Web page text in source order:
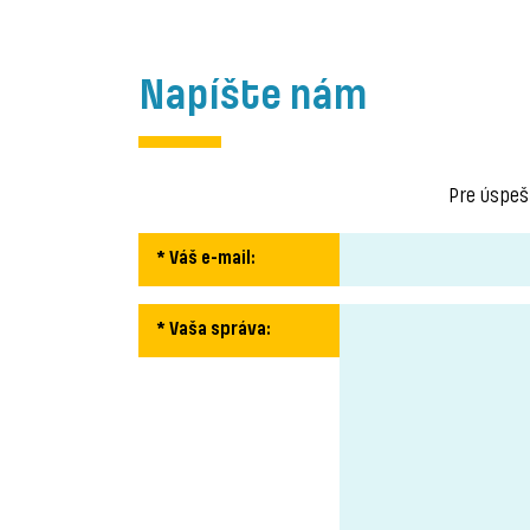
Napíšte nám
Pre
* Váš e-mail :
* Vaša správa: